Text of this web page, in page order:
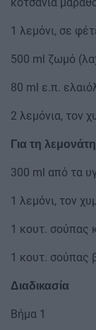
1 λεμόνι, σε
500 ml ζωμό
80 ml ε.π.
2 λεμόνια, τον
Για τη
300 ml από τα
1 λεμόνι, τον
1 κουτ. σούπας
1 κουτ. σούπας
Διαδικασία
Βήμα 1